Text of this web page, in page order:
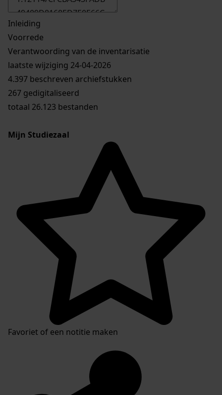
Inleiding
Voorrede
Verantwoording van de inventarisatie
laatste wijziging 24-04-2026
4.397 beschreven archiefstukken
267 gedigitaliseerd
totaal 26.123 bestanden
Mijn Studiezaal
Favoriet of een notitie maken